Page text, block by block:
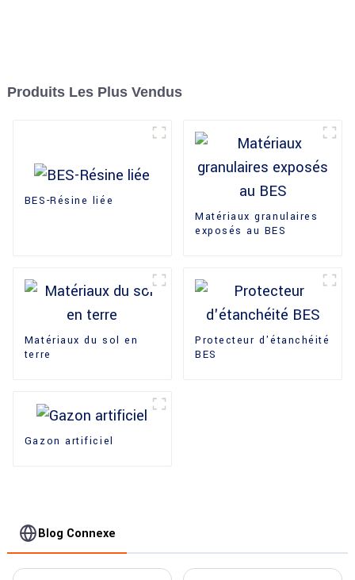
Produits Les Plus Vendus
BES-Résine liée
Matériaux granulaires
exposés au BES
Matériaux du sol en
terre
Protecteur d'étanchéité
BES
Gazon artificiel
Blog Connexe